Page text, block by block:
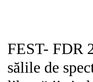
FEST- FDR
sălile de